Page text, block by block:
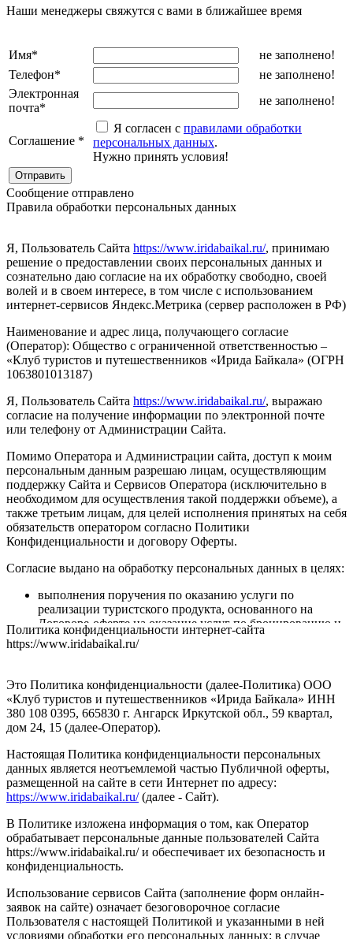
Наши менеджеры свяжутся с вами в ближайшее время
Имя*
не заполнено!
Телефон*
не заполнено!
Электронная
почта*
не заполнено!
Соглашение *
Я согласен с правилами обработки
персональных данных.
Нужно принять условия!
Сообщение отправлено
Правила обработки персональных данных
Я, Пользователь Сайта https://www.iridabaikal.ru/, принимаю
решение о предоставлении своих персональных данных и
сознательно даю согласие на их обработку свободно, своей
волей и в своем интересе, в том числе с использованием
интернет-сервисов Яндекс.Метрика (сервер расположен в РФ)
Наименование и адрес лица, получающего согласие
(Оператор): Общество с ограниченной ответственностью –
«Клуб туристов и путешественников «Ирида Байкала» (ОГРН
1063801013187)
Я, Пользователь Сайта https://www.iridabaikal.ru/, выражаю
согласие на получение информации по электронной почте
или телефону от Администрации Сайта.
Помимо Оператора и Администрации сайта, доступ к моим
персональным данным разрешаю лицам, осуществляющим
поддержку Сайта и Сервисов Оператора (исключительно в
необходимом для осуществления такой поддержки объеме), а
также третьим лицам, для целей исполнения принятых на себя
обязательств оператором согласно Политики
Конфиденциальности и договору Оферты.
Согласие выдано на обработку персональных данных в целях:
выполнения поручения по оказанию услуги по
реализации туристского продукта, основанного на
Договоре-оферте на оказание услуг по бронированию и
оплате туристского продукта, туристической услуги;
исполнения соглашений по предоставлению доступа к
Сервиса, для администрирования Сайта;
идентификации при регистрации на Сайте и/или при
использовании Сервиса;
оказания услуг, обработки запросов и заявок;
установления обратной связи, включая направление
уведомлений и запросов;
подтверждения полноты предоставленных
персональных данных;
заключения договоров, осуществления взаиморасчетов;
сбора Оператором статистики;
улучшения качества работы Сайта и/или его Сервиса,
удобства их использования и разработки новых
сервисов и услуг;
проведения маркетинговых (рекламных) мероприятий,
Пользователем для продвижения на рынке услуг
Оператора, в том числе, путем осуществления прямых
контактов.
для целей повышения осведомленности посетителей
Политика конфиденциальности интернет-сайта
https://www.iridabaikal.ru/
Это Политика конфиденциальности (далее-Политика) ООО
«Клуб туристов и путешественников «Ирида Байкала» ИНН
380 108 0395, 665830 г. Ангарск Иркутской обл., 59 квартал,
дом 24, 15 (далее-Оператор).
Настоящая Политика конфиденциальности персональных
данных является неотъемлемой частью Публичной оферты,
размещенной на сайте в сети Интернет по адресу:
https://www.iridabaikal.ru/(далее - Сайт).
В Политике изложена информация о том, как Оператор
обрабатывает персональные данные пользователей Сайта
https://www.iridabaikal.ru/ и обеспечивает их безопасность и
конфиденциальность.
Использование сервисов Сайта (заполнение форм онлайн-
заявок на сайте) означает безоговорочное согласие
Пользователя с настоящей Политикой и указанными в ней
условиями обработки его персональных данных; в случае